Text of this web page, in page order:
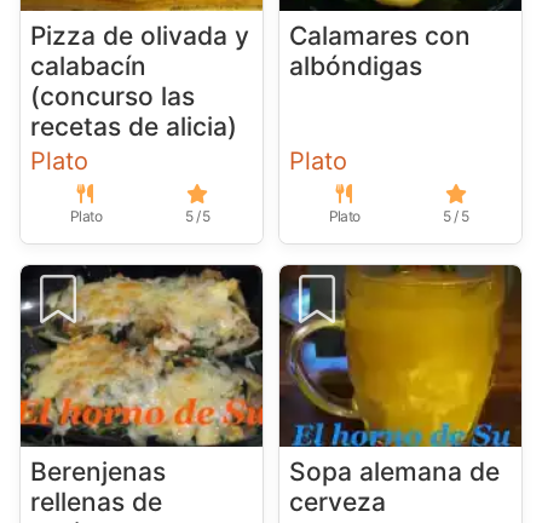
Pizza de olivada y
calabacín
(concurso las
recetas de alicia)
Plato
Plato 5 / 5
Calamares con
albóndigas
Plato
Plato 5 / 5
Berenjenas
rellenas de
Sopa alemana de
cerveza